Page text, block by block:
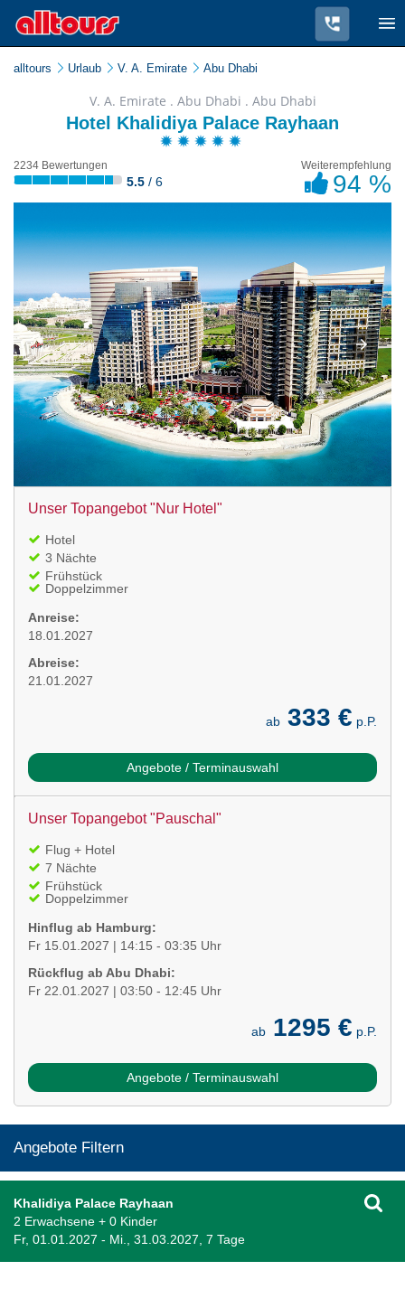
alltours Urlaub V. A. Emirate Abu Dhabi
V. A. Emirate . Abu Dhabi . Abu Dhabi
Hotel Khalidiya Palace Rayhaan
2234 Bewertungen
5.5 / 6
Weiterempfehlung
94 %
Unser Topangebot "Nur Hotel"
Hotel
3 Nächte
Frühstück
Doppelzimmer
Anreise:
18.01.2027
Abreise:
21.01.2027
ab 333 € p.P.
Angebote / Terminauswahl
Unser Topangebot "Pauschal"
Flug + Hotel
7 Nächte
Frühstück
Doppelzimmer
Hinflug ab Hamburg:
Fr 15.01.2027 | 14:15 - 03:35 Uhr
Rückflug ab Abu Dhabi:
Fr 22.01.2027 | 03:50 - 12:45 Uhr
ab 1295 € p.P.
Angebote / Terminauswahl
Angebote Filtern
Khalidiya Palace Rayhaan
2 Erwachsene + 0 Kinder
Fr, 01.01.2027 - Mi., 31.03.2027, 7 Tage